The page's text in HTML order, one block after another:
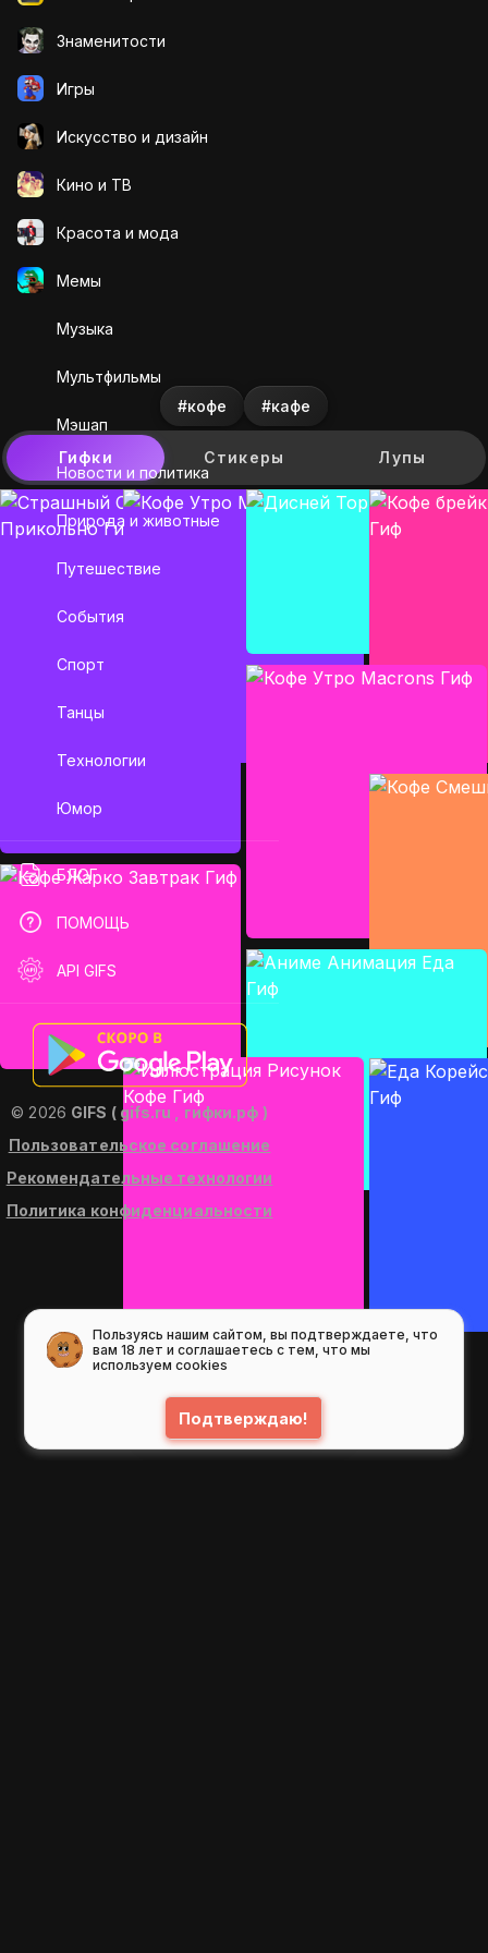
Знаменитости
Игры
Искусcтво и дизайн
Кино и ТВ
Красота и мода
Мемы
Музыка
Мультфильмы
Мэшап
Новости и политика
Природа и животные
Путешествие
События
Спорт
Танцы
Технологии
Юмор
БЛОГ
ПОМОЩЬ
API GIFS
© 2026 GIFS ( gifs.ru , гифки.рф )
Пользовательское соглашение
Рекомендательные технологии
Политика конфиденциальности
#кофе #кафе
Гифки Стикеры Лупы
Пользуясь нашим сайтом, вы подтверждаете, что
вам 18 лет и соглашаетесь с тем, что мы
используем cookies
Подтверждаю!